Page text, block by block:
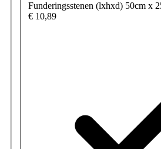
Funderingsstenen (lxhxd) 50cm x
€ 10,89